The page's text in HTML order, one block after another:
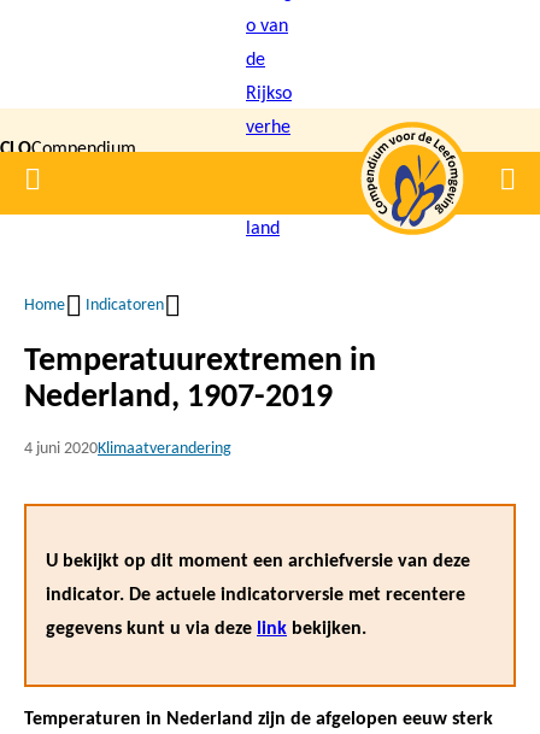
inhoud
gaan
CLOCompendium
voor de
Home
Kruimelpad
Home Indicatoren
Temperatuurextremen in
Nederland, 1907-2019
4 juni 2020Klimaatverandering
U bekijkt op dit moment een archiefversie van deze
indicator. De actuele indicatorversie met recentere
gegevens kunt u via deze link bekijken.
Temperaturen in Nederland zijn de afgelopen eeuw sterk